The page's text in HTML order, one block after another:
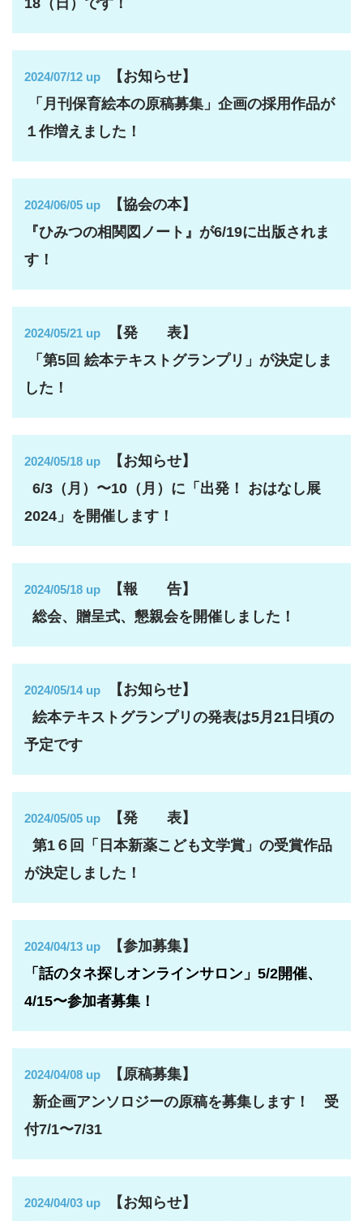
18（日）です！
2024/07/12 up 【お知らせ】
「月刊保育絵本の原稿募集」企画の採用作品が
１作増えました！
2024/06/05 up 【協会の本】
『ひみつの相関図ノート』が6/19に出版されま
す！
2024/05/21 up 【発 表】
「第5回 絵本テキストグランプリ」が決定しま
した！
2024/05/18 up 【お知らせ】
6/3（月）〜10（月）に「出発！ おはなし展
2024」を開催します！
2024/05/18 up 【報 告】
総会、贈呈式、懇親会を開催しました！
2024/05/14 up 【お知らせ】
絵本テキストグランプリの発表は5月21日頃の
予定です
2024/05/05 up 【発 表】
第1 ６回「日本新薬こども文学賞」の受賞作品
が決定しました！
2024/04/13 up
【参加募集】
「話のタネ探しオンラインサロン」5/2開催、
4/15〜参加者募集！
2024/04/08 up
【原稿募集】
新企画アンソロジーの原稿を募集します！ 受
付7/1〜7/31
2024/04/03 up
【お知らせ】